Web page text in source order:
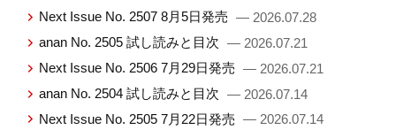
Next Issue No. 2507 8月5日発売 — 2026.07.28
anan No. 2505 試し読みと目次 — 2026.07.21
Next Issue No. 2506 7月29日発売 — 2026.07.21
anan No. 2504 試し読みと目次 — 2026.07.14
Next Issue No. 2505 7月22日発売 — 2026.07.14